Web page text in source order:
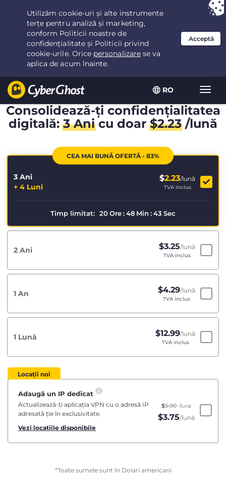
RO
Ai ales:Cea mai bună ofertăpentru 3.3333333333333ani la $
/lună
Consolidează-ți confidențialitatea
digitală:3 Anicu doar$2.23/lună
CEA MAI BUNĂ OFERTĂ - 83%
3 Ani
+ 4 Luni
$2.23/lună
TVA inclus
Timp limitat: 20Ore:48 Min :42 Sec
2 Ani $3.25/lună
TVA inclus
1 An $4.29/lună
TVA inclus
1 Lună $12.99/lună
TVA inclus
Locații noi
Adaugă un IP dedicat
Actualizează-ți aplicația VPN cu o adresă IP
adresată ție în exclusivitate.
Vezi locațiile disponibile
$5.00 /lună
$3.75/lună
*Toate sumele sunt în Dolari americani